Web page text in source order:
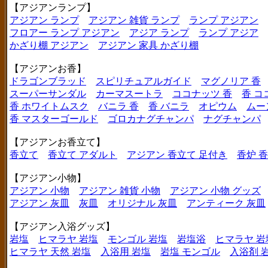
【アジアンランプ】
アジアン ランプ
アジアン 雑貨 ランプ
ランプ アジアン
フロアー ランプ アジアン
アジア ランプ
ランプ アジア
かざり棚 アジアン
アジアン 家具 かざり棚
【アジアンお香】
ドラゴンブラッド
スピリチュアルガイド
マグノリア 香
スーパーサンダル
カーマスートラ ココナッツ 香
香 コ
香 ホワイトムスク
バニラ 香 香 バニラ オピウム
ムー
香 マスターゴールド
ゴロカナグチャンパ ナグチャンパ
【アジアンお香立て】
香立て
香立て アダルト アジアン 香立て 足付き 香炉
【アジアン小物】
アジアン 小物
アジアン 雑貨 小物
アジアン 小物 グッズ
アジアン 灰皿
灰皿 オリジナル 灰皿 アンティーク 灰皿
【アジアン入浴グッズ】
岩塩
ヒマラヤ 岩塩 モンゴル 岩塩 岩塩浴
ヒマラヤ
ヒマラヤ 天然 岩塩
入浴用 岩塩 岩塩 モンゴル 入浴剤